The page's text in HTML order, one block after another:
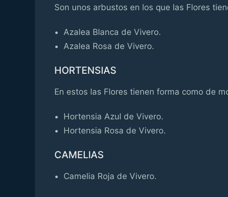
Son unos arbustos en los que las Flores
Azalea Blanca de Vivero.
Azalea Rosa de Vivero.
HORTENSIAS
En estos las Flores tienen forma como de
Hortensia Azul de Vivero.
Hortensia Rosa de Vivero.
CAMELIAS
Camelia Roja de Vivero.